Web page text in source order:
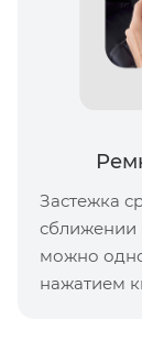
Застежка
сближении
можно
нажатием